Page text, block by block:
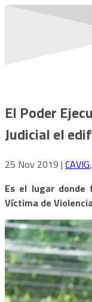
El Poder
Judicial el
25 Nov 2019 | CAVIG,
Es el lugar donde
Víctima de